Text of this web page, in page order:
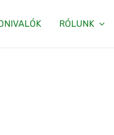
RÓLUNK